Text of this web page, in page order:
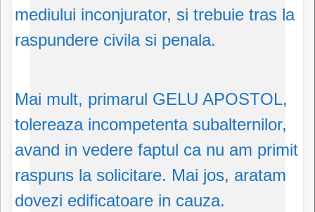
mediului inconjurator, si trebuie tras la
raspundere civila si penala.
Mai mult, primarul GELU APOSTOL,
tolereaza incompetenta subalternilor,
avand in vedere faptul ca nu am primit
raspuns la solicitare. Mai jos, aratam
dovezi edificatoare in cauza.